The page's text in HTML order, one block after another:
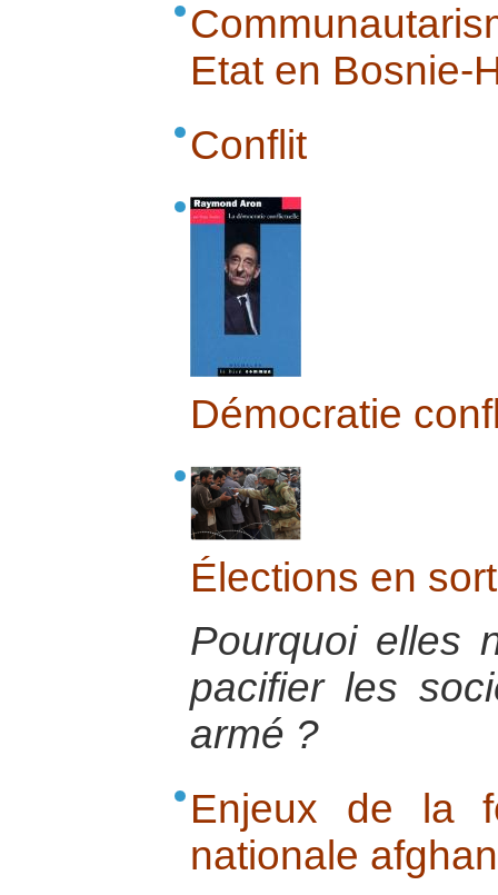
Etat en Bosnie-
Conflit
Démocratie
Élections en
Pourquoi elles
pacifier les
armé ?
Enjeux de la
nationale